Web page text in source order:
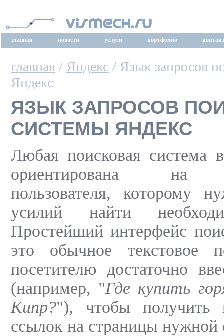
главная новости услуги портфолио
главная / Яндекс / Язык запросов
Яндекс
ЯЗЫК ЗАПРОСОВ
СИСТЕМЫ ЯНДЕКС
Любая поисковая система
ориентирована на
пользователя, которому
усилий найти
Простейший интерфейс
это обычное текстовое
посетителю достаточно
(например, "Где купить
Кипр?"), чтобы получить
ссылок на страницы нужной